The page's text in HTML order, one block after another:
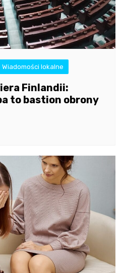
Wiadomości lokalne
Finlandii:
to bastion obrony